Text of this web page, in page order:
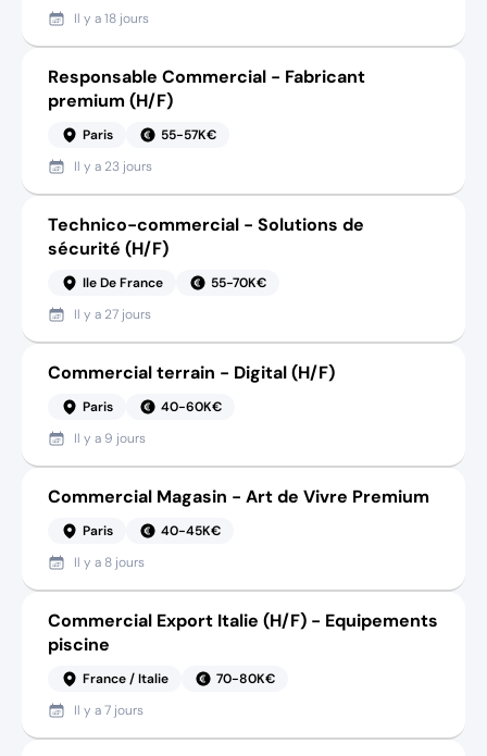
Il y a18 jours
Responsable Commercial - Fabricant
premium (H/F)
Paris
55-57K€
Il y a 23 jours
Technico-commercial - Solutions de
sécurité (H/F)
Ile De France
55-70K€
Il y a 27 jours
Commercial terrain - Digital (H/F)
Paris
40-60K€
Il y a 9 jours
Commercial Magasin - Art de Vivre Premium
Paris
40-45K€
Il y a 8 jours
Commercial Export Italie (H/F) - Equipements
piscine
France / Italie
70-80K€
Il y a7 jours